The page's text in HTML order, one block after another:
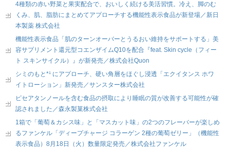
4種類の赤い野菜と果実配合で、おいしく続ける美活習慣。冷え、脚のむ
くみ、肌、脂肪にまとめてアプローチする機能性表示食品が新登場／新日
本製薬 株式会社
機能性表示食品「肌のターンオーバーとうるおい維持をサポートする」美
容サプリメント還元型コエンザイムQ10を配合『feat. Skin cycle（フィー
ト スキンサイクル）』が新発売／株式会社Quon
シミのもと*¹ にアプローチ、硬い角層をほぐし浸透「エクイタンス ホワ
イトローション」新発売／サンスター株式会社
ピセアタンノールを含む食品の摂取により睡眠の質が改善する可能性が確
認されました／森永製菓株式会社
1箱で「葡萄＆カシス味」と「マスカット味」の2つのフレーバーが楽しめ
るファンケル「ディープチャージ コラーゲン 2種の葡萄ゼリー」（機能性
表示食品）8月18日（火）数量限定発売／株式会社ファンケル